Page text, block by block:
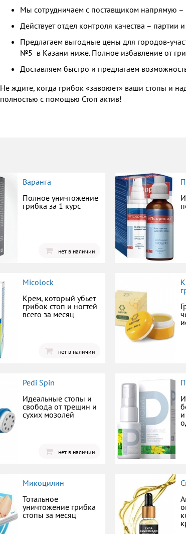
Мы сотрудничаем с поставщиком напрямую
Действует отдел контроля качества –
Предлагаем выгодные цены для городов-
№5 в Казани ниже. Полное избавление от
Доставляем быстро и предлагаем
Не ждите, когда грибок «завоюет» ваши стопы и
полностью с помощью Стоп актив!
Варанга
Полное уничтожение
грибка за 1 курс
нет в наличии
Micolock
Крем, который убьет
грибок стоп и ногтей
всего за месяц
нет в наличии
Pedi Spin
Идеальные стопы и
свобода от трещин и
сухих мозолей
нет в наличии
Микоцилин
Тотальное
уничтожение грибка
стопы за месяц